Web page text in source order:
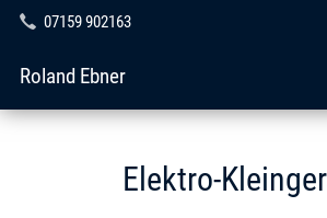
07159 902163
Roland Ebner
Elektro-